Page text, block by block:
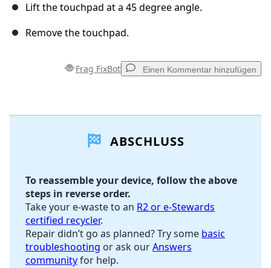
Lift the touchpad at a 45 degree angle.
Remove the touchpad.
Frag FixBot Einen Kommentar hinzufügen
Kommentar hinzufügenABSCHLUSS
To reassemble your device, follow the above
steps in reverse order.
Take your e-waste to an R2 or e-Stewards
certified recycler.
Repair didn’t go as planned? Try some basic
troubleshooting or ask ourAnswers
communityfor help.